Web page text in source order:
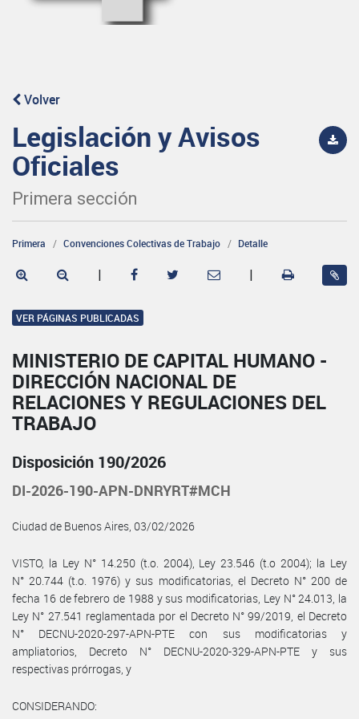
Volver
Legislación y Avisos
Oficiales
Primera sección
Primera Convenciones Colectivas de Trabajo Detalle
| |
VER PÁGINAS PUBLICADAS
MINISTERIO DE CAPITAL HUMANO -
DIRECCIÓN NACIONAL DE
RELACIONES Y REGULACIONES DEL
TRABAJO
Disposición 190/2026
DI-2026-190-APN-DNRYRT#MCH
Ciudad de Buenos Aires, 03/02/2026
VISTO, la Ley N° 14.250 (t.o. 2004), Ley 23.546 (t.o 2004); la Ley
N° 20.744 (t.o. 1976) y sus modificatorias, el Decreto N° 200 de
fecha 16 de febrero de 1988 y sus modificatorias, Ley N° 24.013, la
Ley N° 27.541 reglamentada por el Decreto N° 99/2019, el Decreto
N° DECNU-2020-297-APN-PTE con sus modificatorias y
ampliatorios, Decreto N° DECNU-2020-329-APN-PTE y sus
respectivas prórrogas, y
CONSIDERANDO: